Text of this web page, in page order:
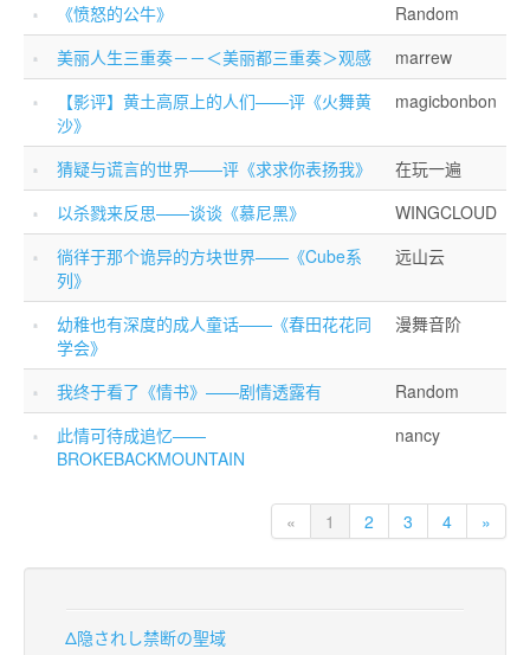
《愤怒的公牛》
Random
美丽人生三重奏－－＜美丽都三重奏＞观感
marrew
【影评】黄土高原上的人们——评《火舞黄
沙》
magicbonbon
猜疑与谎言的世界——评《求求你表扬我》
在玩一遍
以杀戮来反思——谈谈《慕尼黑》
WINGCLOUD
徜徉于那个诡异的方块世界——《Cube系
列》
远山云
幼稚也有深度的成人童话——《春田花花同
学会》
漫舞音阶
我终于看了《情书》——剧情透露有
Random
此情可待成追忆——
BROKEBACKMOUNTAIN
nancy
« 1 2 3 4 »
Δ隐されし禁断の聖域